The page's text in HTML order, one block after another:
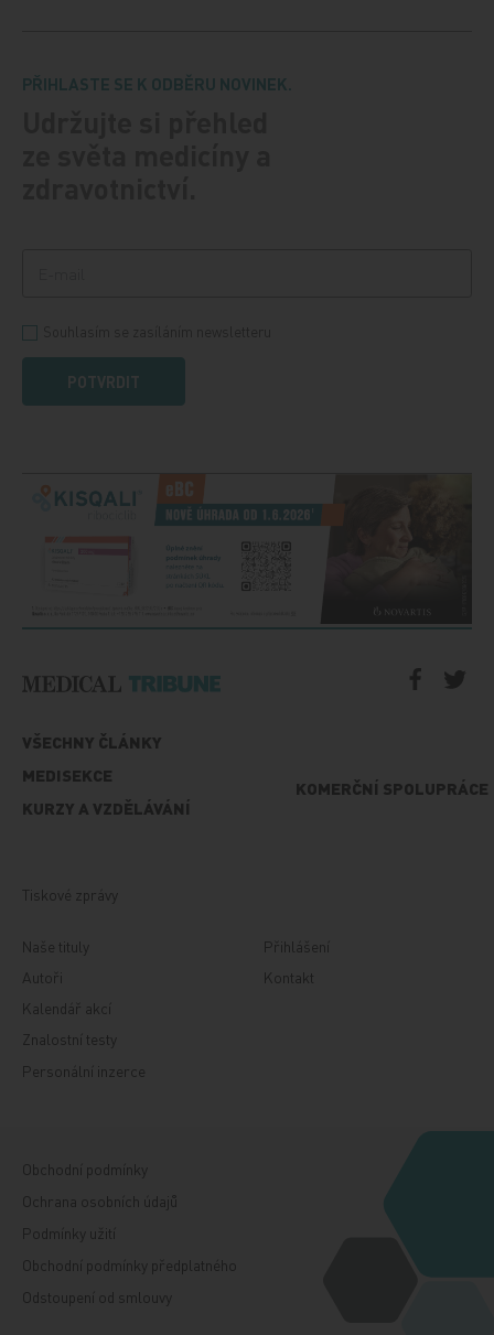
PŘIHLASTE SE K ODBĚRU NOVINEK.
POTVRDIT
VŠECHNY ČLÁNKY
MEDISEKCE
KURZY A VZDĚLÁVÁNÍ
KOMERČNÍ SPOLUPRÁCE
Tiskové zprávy
Naše tituly
Autoři
Kalendář akcí
Znalostní testy
Personální inzerce
Přihlášení
Kontakt
Obchodní podmínky
Ochrana osobních údajů
Podmínky užití
Obchodní podmínky předplatného
Odstoupení od smlouvy